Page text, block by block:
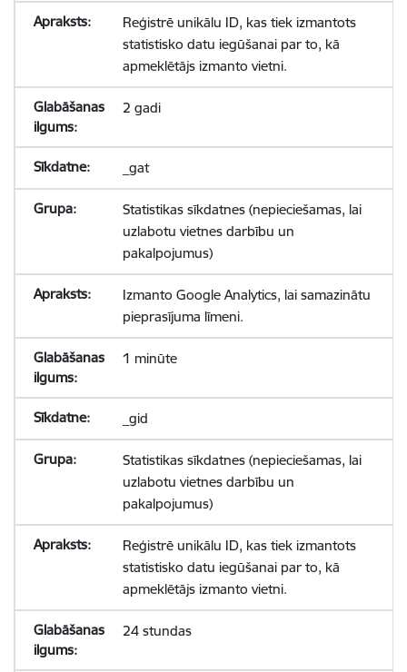
Reģistrē unikālu ID, kas tiek izmantots
statistisko datu iegūšanai par to, kā
apmeklētājs izmanto vietni.
2 gadi
_gat
Statistikas sīkdatnes (nepieciešamas, lai
uzlabotu vietnes darbību un
pakalpojumus)
Izmanto Google Analytics, lai samazinātu
pieprasījuma līmeni.
1 minūte
_gid
Statistikas sīkdatnes (nepieciešamas, lai
uzlabotu vietnes darbību un
pakalpojumus)
Reģistrē unikālu ID, kas tiek izmantots
statistisko datu iegūšanai par to, kā
apmeklētājs izmanto vietni.
24 stundas